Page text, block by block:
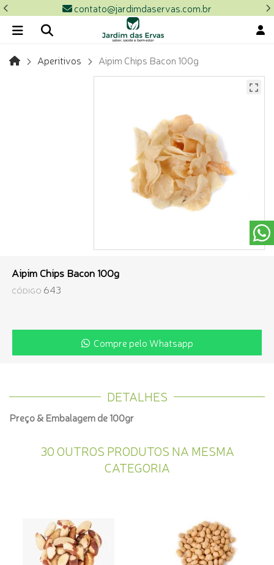
contato@jardimdaservas.com.br
Aperitivos Aipim Chips Bacon 100g
Aipim Chips Bacon 100g
CÓDIGO 643
Compre pelo Whatsapp
DETALHES
Preço & Embalagem de 100gr
30 OUTROS PRODUTOS NA MESMA
CATEGORIA